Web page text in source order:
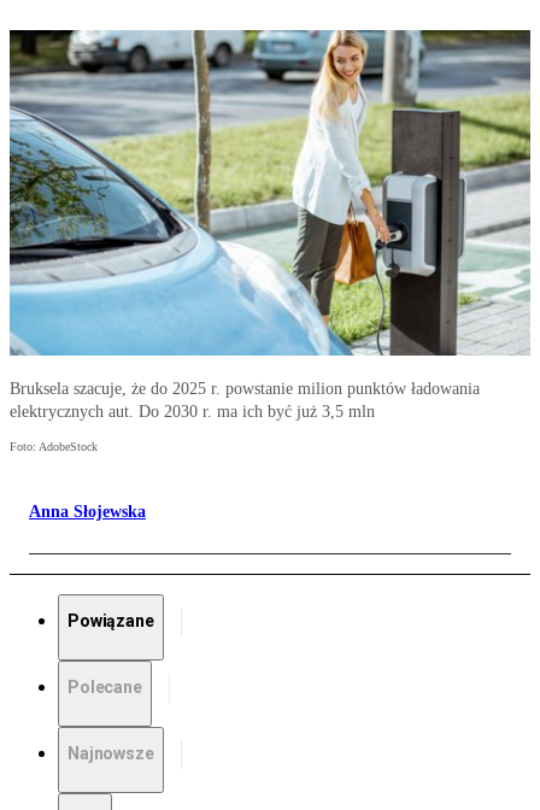
Bruksela szacuje, że do 2025 r. powstanie milion punktów ładowania
elektrycznych aut. Do 2030 r. ma ich być już 3,5 mln
Foto: AdobeStock
Anna Słojewska
Powiązane
Polecane
Najnowsze